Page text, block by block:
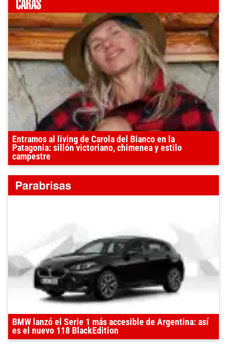
Entramos al living de Carola del Bianco en la
Patagonia: sillón victoriano, chimenea y estilo
campestre
BMW lanzó el Serie 1 más accesible de Argentina: así
es el nuevo 118 BlackEdition